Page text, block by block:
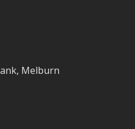
Melburn